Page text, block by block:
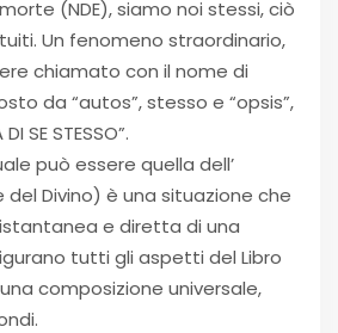
(NDE), siamo noi stessi, ciò
Un fenomeno straordinario,
chiamato con il nome di
da “autos”, stesso e “opsis”,
SE STESSO”.
può essere quella dell’
Divino) è una situazione che
e diretta di una
tutti gli aspetti del Libro
composizione universale,